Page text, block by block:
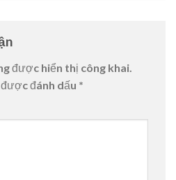
được hiển thị công khai.
đánh dấu *